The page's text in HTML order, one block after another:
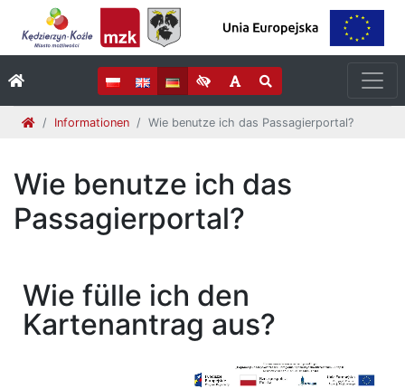
Informationen Wie benutze ich das Passagierportal?
Wie benutze ich das
Passagierportal?
Wie fülle ich den
Kartenantrag aus?